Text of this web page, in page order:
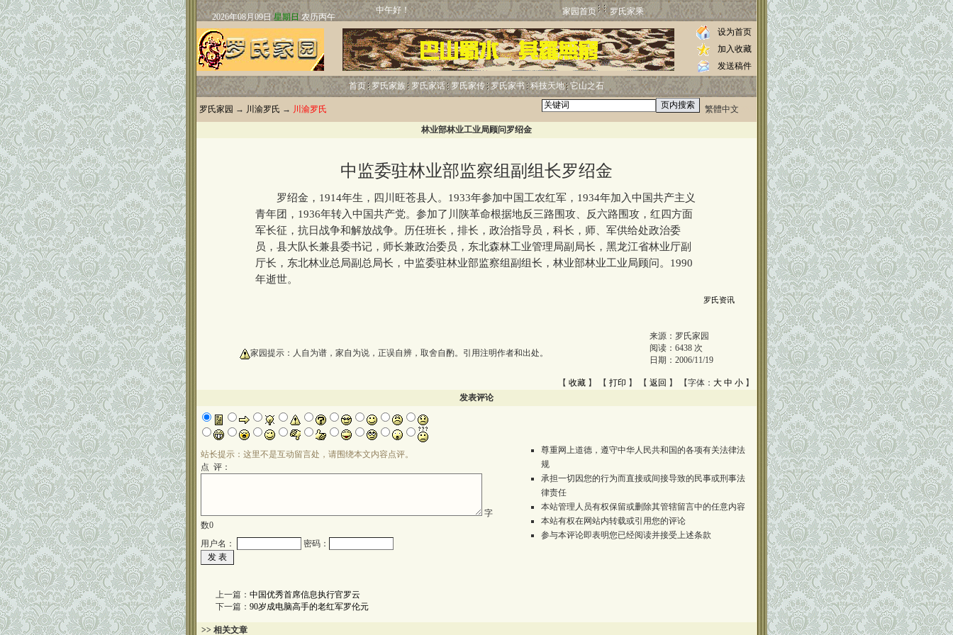
中午好！ 家园首页 罗氏家乘
设为首页
加入收藏
发送稿件
首页 罗氏家族 罗氏家话 罗氏家传 罗氏家书 科技天地 它山之石
罗氏家园 → 川渝罗氏 → 川渝罗氏 繁體中文
林业部林业工业局顾问罗绍金
中监委驻林业部监察组副组长罗绍金
罗绍金，1914年生，四川旺苍县人。1933年参加中国工农红军，1934年加入中国共产主义
青年团，1936年转入中国共产党。参加了川陕革命根据地反三路围攻、反六路围攻，红四方面
军长征，抗日战争和解放战争。历任班长，排长，政治指导员，科长，师、军供给处政治委
员，县大队长兼县委书记，师长兼政治委员，东北森林工业管理局副局长，黑龙江省林业厅副
厅长，东北林业总局副总局长，中监委驻林业部监察组副组长，林业部林业工业局顾问。1990
年逝世。
罗氏资讯
家园提示：人自为谱，家自为说，正误自辨，取舍自酌。引用注明作者和出处。
来源： 罗氏家园
阅读： 6438 次
日期： 2006/11/19
【 收藏 】 【 打印 】 【 返回 】 【字体： 大 中 小 】
发表评论
站长提示：这里不是互动留言处，请围绕本文内容点评。
点 评：
字
数0
用户名：
密码：
尊重网上道德，遵守中华人民共和国的各项有关法律法
规
承担一切因您的行为而直接或间接导致的民事或刑事法
律责任
本站管理人员有权保留或删除其管辖留言中的任意内容
本站有权在网站内转载或引用您的评论
参与本评论即表明您已经阅读并接受上述条款
上一篇： 中国优秀首席信息执行官罗云
下一篇： 90岁成电脑高手的老红军罗伦元
>> 相关文章